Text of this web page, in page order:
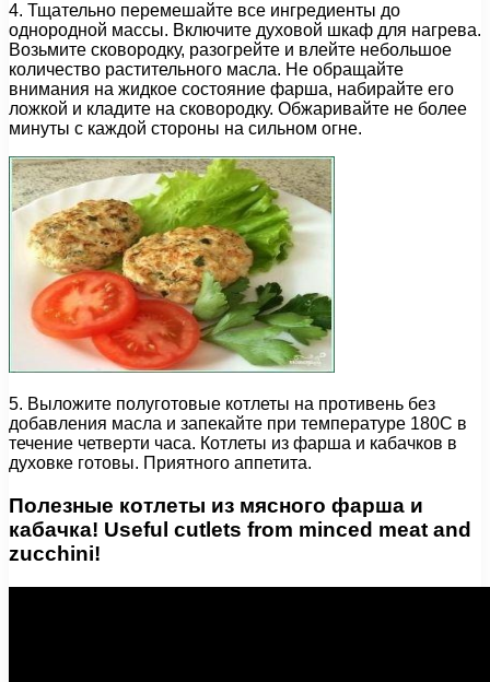
4. Тщательно перемешайте все ингредиенты до
однородной массы. Включите духовой шкаф для нагрева.
Возьмите сковородку, разогрейте и влейте небольшое
количество растительного масла. Не обращайте
внимания на жидкое состояние фарша, набирайте его
ложкой и кладите на сковородку. Обжаривайте не более
минуты с каждой стороны на сильном огне.
5. Выложите полуготовые котлеты на противень без
добавления масла и запекайте при температуре 180С в
течение четверти часа. Котлеты из фарша и кабачков в
духовке готовы. Приятного аппетита.
Полезные котлеты из мясного фарша и
кабачка! Useful cutlets from minced meat and
zucchini!